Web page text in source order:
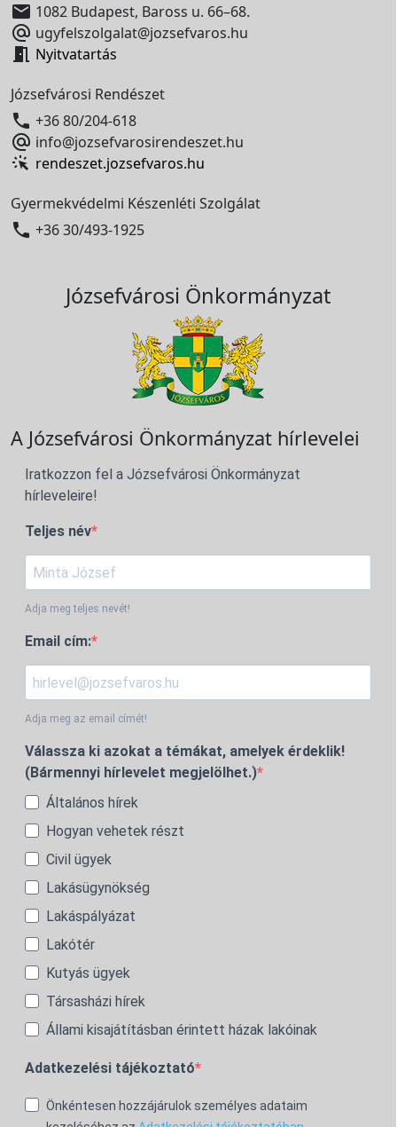
 1082 Budapest, Baross u. 66–68.
 ugyfelszolgalat@jozsefvaros.hu
 Nyitvatartás
Józsefvárosi Rendészet
 +36 80/204-618
 info@jozsefvarosirendeszet.hu
rendeszet.jozsefvaros.hu
Gyermekvédelmi Készenléti Szolgálat
 +36 30/493-1925
Józsefvárosi Önkormányzat
A Józsefvárosi Önkormányzat hírlevelei
Iratkozzon fel a Józsefvárosi Önkormányzat
hírleveleire!
Teljes név
Adja meg teljes nevét!
Email cím:
Adja meg az email címét!
Válassza ki azokat a témákat, amelyek érdeklik!
(Bármennyi hírlevelet megjelölhet.)
Általános hírek
Hogyan vehetek részt
Civil ügyek
Lakásügynökség
Lakáspályázat
Lakótér
Kutyás ügyek
Társasházi hírek
Állami kisajátításban érintett házak lakóinak
Adatkezelési tájékoztató
Önkéntesen hozzájárulok személyes adataim